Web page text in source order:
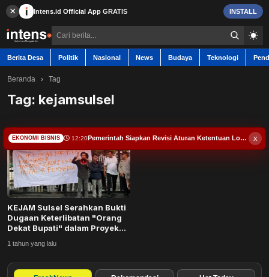
× Intens.id Official App GRATIS INSTALL
Berita Desa Politik Nasional News Budaya Teknologi
Contact
Politik
Nasional
News
Budaya
Beranda › Tag
Tag: kejamsulsel
KEJAM Sulsel Serahkan Bukti
Dugaan Keterlibatan "Orang
Dekat Bupati" dalam Proyek
1 tahun yang lalu
x
EKONOMI BISNIS 12:20 Pemerintah Siapkan Revisi Aturan Ketentuan Logam Tanah Jarang